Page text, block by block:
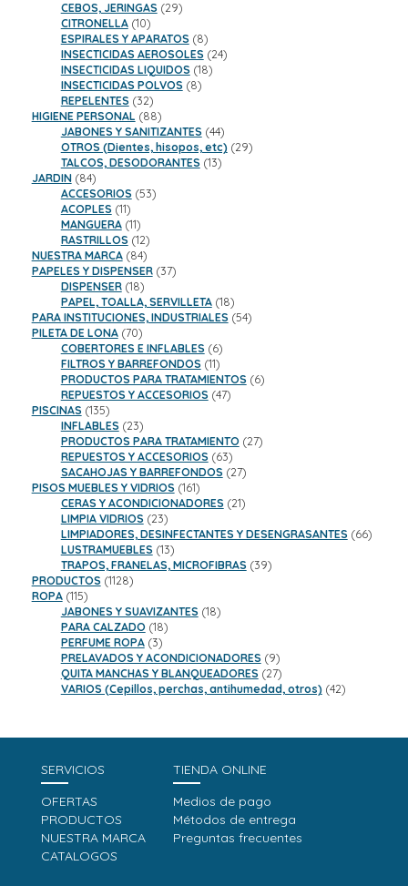
productos
CEBOS, JERINGAS 2929
CITRONELLA 1010
productos
ESPIRALES Y APARATOS 88
productos
INSECTICIDAS AEROSOLES 2424
INSECTICIDAS LIQUIDOS 1818
INSECTICIDAS POLVOS 88
REPELENTES 3232
productos
HIGIENE PERSONAL 8888
productos
JABONES Y SANITIZANTES 4444
productos
OTROS (Dientes, hisopos, etc) 2929
TALCOS, DESODORANTES 1313
JARDIN 8484
productos
ACCESORIOS 5353
ACOPLES 1111
productos
MANGUERA 1111
productos
RASTRILLOS 1212
productos
NUESTRA MARCA 8484
productos
PAPELES Y DISPENSER 3737
DISPENSER 1818
productos
PAPEL, TOALLA, SERVILLETA 1818
productos
PARA INSTITUCIONES, INDUSTRIALES 5454
PILETA DE LONA 7070
productos
COBERTORES E INFLABLES 66
productos
FILTROS Y BARREFONDOS 1111
productos
PRODUCTOS PARA TRATAMIENTOS 66
REPUESTOS Y ACCESORIOS 4747
PISCINAS 135135
productos
INFLABLES 2323
productos
PRODUCTOS PARA TRATAMIENTO 2727
REPUESTOS Y ACCESORIOS 6363
productos
SACAHOJAS Y BARREFONDOS 2727
PISOS MUEBLES Y VIDRIOS 161161
productos
CERAS Y ACONDICIONADORES 2121
LIMPIA VIDRIOS 2323
productos
LIMPIADORES, DESINFECTANTES Y DESENGRASANTES 6666
LUSTRAMUEBLES 1313
productos
TRAPOS, FRANELAS, MICROFIBRAS 3939
PRODUCTOS 11281128
ROPA 115115
productos
JABONES Y SUAVIZANTES 1818
PARA CALZADO 1818
PERFUME ROPA 33
productos
PRELAVADOS Y ACONDICIONADORES 99
productos
QUITA MANCHAS Y BLANQUEADORES 2727
productos
VARIOS (Cepillos, perchas, antihumedad, otros) 4242
SERVICIOS
OFERTAS
PRODUCTOS
NUESTRA MARCA
CATALOGOS
TIENDA ONLINE
Medios de pago
Métodos de entrega
Preguntas frecuentes